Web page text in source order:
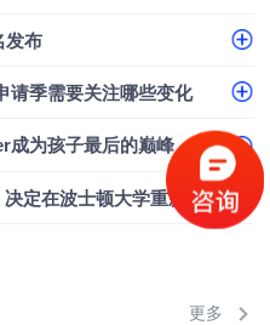
发布
请季需要关注哪些变化
成为孩子最后的巅峰
钟美美：那个13岁的模仿少年，决定在波士顿大学重新定义自己
更多